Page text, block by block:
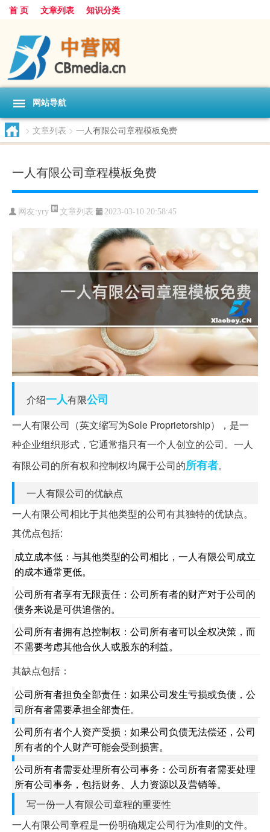
首 页 文章列表 知识分类
网站导航
> 文章列表 > 一人有限公司章程模板免费
一人有限公司章程模板免费
网友:yry 文章列表 2023-03-10 20:58:45
介绍一人有限公司
一人有限公司（英文缩写为Sole Proprietorship），是一
种企业组织形式，它通常指只有一个人创立的公司。一人
有限公司的所有权和控制权均属于公司的所有者。
一人有限公司的优缺点
一人有限公司相比于其他类型的公司有其独特的优缺点。
其优点包括:
成立成本低：与其他类型的公司相比，一人有限公司成立
的成本通常更低。
公司所有者享有无限责任：公司所有者的财产对于公司的
债务来说是可供追偿的。
公司所有者拥有总控制权：公司所有者可以全权决策，而
不需要考虑其他合伙人或股东的利益。
其缺点包括：
公司所有者担负全部责任：如果公司发生亏损或负债，公
司所有者需要承担全部责任。
公司所有者个人资产受损：如果公司负债无法偿还，公司
所有者的个人财产可能会受到损害。
公司所有者需要处理所有公司事务：公司所有者需要处理
所有公司事务，包括财务、人力资源以及营销等。
写一份一人有限公司章程的重要性
一人有限公司章程是一份明确规定公司行为准则的文件。